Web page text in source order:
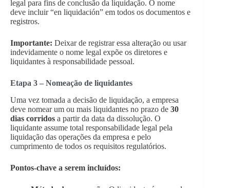
legal para fins de conclusão da liquidação. O nome
deve incluir “en liquidación” em todos os documentos e
registros.
Importante: Deixar de registrar essa alteração ou usar
indevidamente o nome legal expõe os diretores e
liquidantes à responsabilidade pessoal.
Etapa 3 – Nomeação de liquidantes
Uma vez tomada a decisão de liquidação, a empresa
deve nomear um ou mais liquidantes no prazo de 30
dias corridos a partir da data da dissolução. O
liquidante assume total responsabilidade legal pela
liquidação das operações da empresa e pelo
cumprimento de todos os requisitos regulatórios.
Pontos-chave a serem incluídos: